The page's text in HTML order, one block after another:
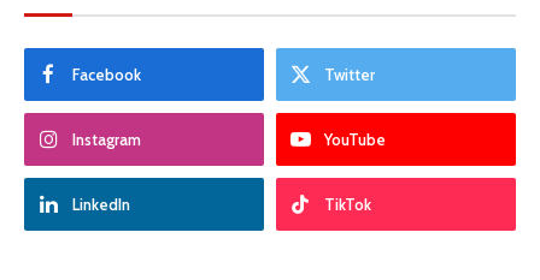
Facebook Twitter
Instagram YouTube
LinkedIn TikTok